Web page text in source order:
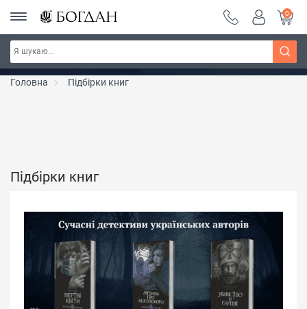
РОЗПРОДАЖ ~ 150 грн ~ 200 грн ~ 250 грн ~
300 грн ~ РОЗПРОДАЖ
Дізнатись більше
0
Головна Підбірки книг
Підбірки книг